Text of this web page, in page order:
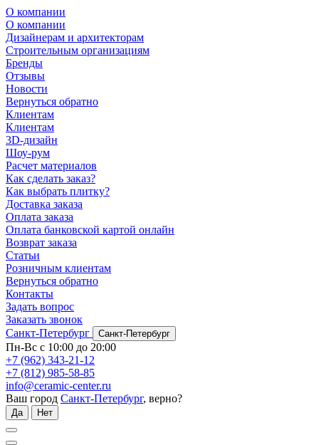
О компании
О компании
Дизайнерам и архитекторам
Строительным организациям
Бренды
Отзывы
Новости
Вернуться обратно
Клиентам
Клиентам
3D-дизайн
Шоу-рум
Расчет материалов
Как сделать заказ?
Как выбрать плитку?
Доставка заказа
Оплата заказа
Оплата банковской картой онлайн
Возврат заказа
Статьи
Розничным клиентам
Вернуться обратно
Контакты
Задать вопрос
Заказать звонок
Санкт-Петербург
Санкт-Петербург
Пн-Вс с 10:00 до 20:00
+7 (962) 343-21-12
+7 (812) 985-58-85
info@ceramic-center.ru
Ваш город Санкт-Петербург, верно?
Да Нет